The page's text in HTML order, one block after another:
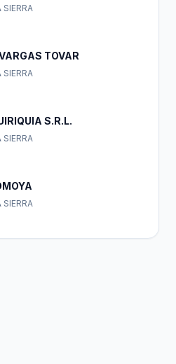
SIERRA
TOVAR
SIERRA
S.R.L.
SIERRA
SIERRA